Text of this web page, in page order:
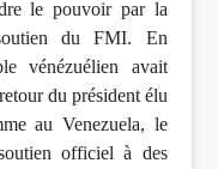
le pouvoir par la
du FMI. En
vénézuélien avait
du président élu
au Venezuela, le
officiel à des